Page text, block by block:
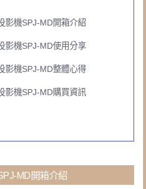
影機SPJ-MD開箱介紹
影機SPJ-MD使用分享
影機SPJ-MD整體心得
影機SPJ-MD購買資訊
MD開箱介紹